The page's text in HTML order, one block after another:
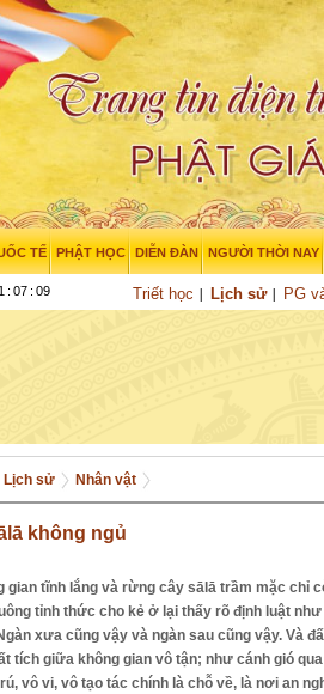
TẾ PHẬT HỌC DIỄN ĐÀN NGƯỜI THỜI NAY
Triết học Lịch sử PG
: 07 : 10
Lịch sử Nhân vật
không ngủ
gian tĩnh lắng và rừng cây sālā trầm mặc chỉ
tỉnh thức cho kẻ ở lại thấy rõ định luật
xưa cũng vậy và ngàn sau cũng vậy. Và
tích giữa không gian vô tận; như cánh gió
vô vi, vô tạo tác chính là chỗ về, là nơi an